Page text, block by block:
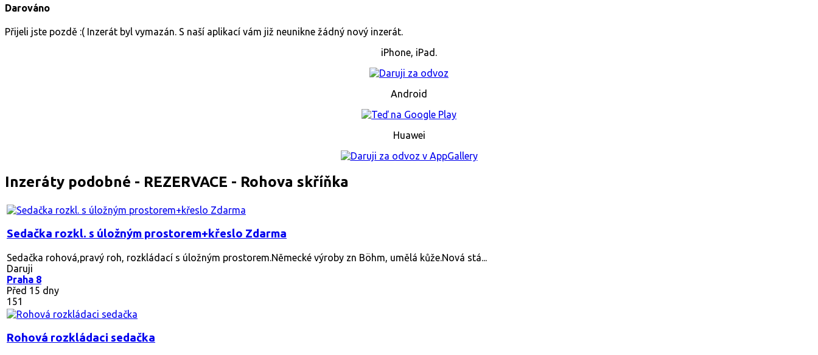
Darováno
Přijeli jste pozdě :( Inzerát byl vymazán. S naší aplikací vám již neunikne žádný nový inzerát.
iPhone, iPad.
Android
Huawei
Inzeráty podobné - REZERVACE - Rohova skříňka
Sedačka rozkl. s úložným prostorem+křeslo Zdarma
Sedačka rohová,pravý roh, rozkládací s úložným prostorem.Německé výroby zn Böhm, umělá kůže.Nová stá...
Daruji
Praha 8
Před 15 dny
151
Rohová rozkládaci sedačka